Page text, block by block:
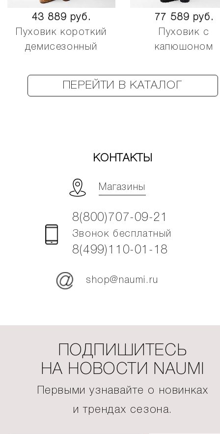
43 889 руб.
Пуховик короткий
демисезонный
77 589 руб.
Пуховик с
капюшоном
ПЕРЕЙТИ В КАТАЛОГ
КОНТАКТЫ
Магазины
8(800)707-09-21
Звонок бесплатный
8(499)110-01-18
shop@naumi.ru
ПОДПИШИТЕСЬ
НА НОВОСТИ NAUMI
Первыми узнавайте о новинках
и трендах сезона.